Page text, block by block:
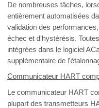
De nombreuses tâches,
entièrement automatisées
validation des
échec et d'hystérésis.
intégrées dans le logiciel
supplémentaire de
Communicateur HART
Le communicateur HART
plupart des transmetteurs